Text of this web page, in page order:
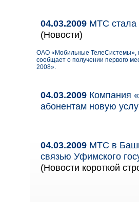
04.03.2009 МТС стала
(Новости)
ОАО «Мобильные ТелеСистемы»,
сообщает о получении первого
2008».
04.03.2009 Компания
абонентам новую
04.03.2009 МТС в
связью Уфимского
(Новости короткой